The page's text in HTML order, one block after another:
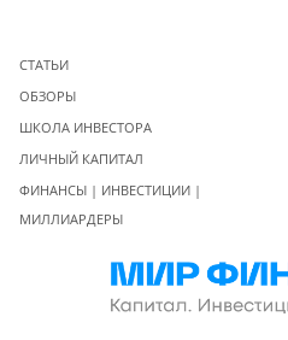
СТАТЬИ
ОБЗОРЫ
ШКОЛА ИНВЕСТОРА
ЛИЧНЫЙ КАПИТАЛ
ФИНАНСЫ | ИНВЕСТИЦИИ |
МИЛЛИАРДЕРЫ